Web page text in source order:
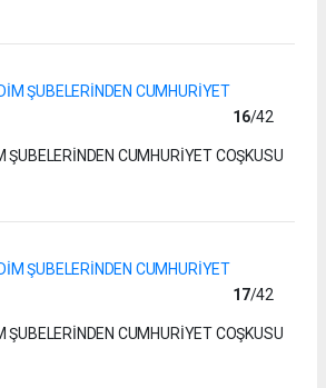
16/42
ŞUBELERİNDEN CUMHURİYET COŞKUSU
17/42
ŞUBELERİNDEN CUMHURİYET COŞKUSU